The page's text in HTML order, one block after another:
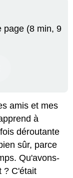
page (8 min, 9
amis et mes
à
déroutante
sûr, parce
Qu'avons-
? C'était